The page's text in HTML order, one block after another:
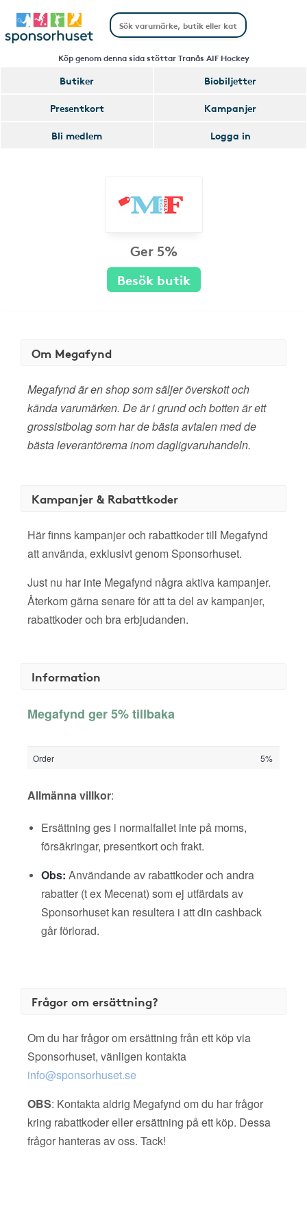
Köp genom denna sida stöttar Tranås AIF Hockey
Butiker
Biobiljetter
Presentkort
Kampanjer
Bli medlem
Logga in
Ger 5%
Besök butik
Om Megafynd
Megafynd är en shop som säljer överskott och
kända varumärken. De är i grund och botten är ett
grossistbolag som har de bästa avtalen med de
bästa leverantörerna inom dagligvaruhandeln.
Kampanjer & Rabattkoder
Här finns kampanjer och rabattkoder till Megafynd
att använda, exklusivt genom Sponsorhuset.
Just nu har inte Megafynd några aktiva kampanjer.
Återkom gärna senare för att ta del av kampanjer,
rabattkoder och bra erbjudanden.
Information
Megafynd ger 5% tillbaka
Order 5%
Allmänna villkor:
Ersättning ges i normalfallet inte på moms,
försäkringar, presentkort och frakt.
Obs: Användande av rabattkoder och andra
rabatter (t ex Mecenat) som ej utfärdats av
Sponsorhuset kan resultera i att din cashback
går förlorad.
Frågor om ersättning?
Om du har frågor om ersättning från ett köp via
Sponsorhuset, vänligen kontakta
info@sponsorhuset.se
OBS: Kontakta aldrig Megafynd om du har frågor
kring rabattkoder eller ersättning på ett köp. Dessa
frågor hanteras av oss. Tack!